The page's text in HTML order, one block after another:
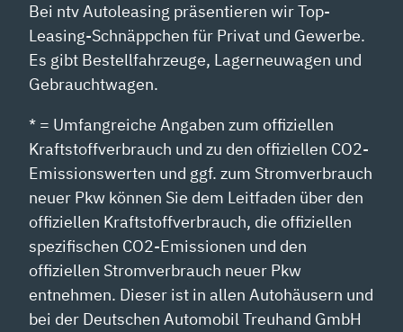
Bei ntv Autoleasing präsentieren wir Top-
Leasing-Schnäppchen für Privat und Gewerbe.
Es gibt Bestellfahrzeuge, Lagerneuwagen und
Gebrauchtwagen.
* = Umfangreiche Angaben zum offiziellen
Kraftstoffverbrauch und zu den offiziellen CO2-
Emissionswerten und ggf. zum Stromverbrauch
neuer Pkw können Sie dem Leitfaden über den
offiziellen Kraftstoffverbrauch, die offiziellen
spezifischen CO2-Emissionen und den
offiziellen Stromverbrauch neuer Pkw
entnehmen. Dieser ist in allen Autohäusern und
bei der Deutschen Automobil Treuhand GmbH